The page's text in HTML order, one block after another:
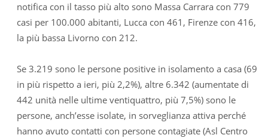
notifica con il tasso più alto sono Massa Carrara con 779
casi per 100.000 abitanti, Lucca con 461, Firenze con 416,
la più bassa Livorno con 212.
Se 3.219 sono le persone positive in isolamento a casa (69
in più rispetto a ieri, più 2,2%), altre 6.342 (aumentate di
442 unità nelle ultime ventiquattro, più 7,5%) sono le
persone, anch’esse isolate, in sorveglianza attiva perché
hanno avuto contatti con persone contagiate (Asl Centro